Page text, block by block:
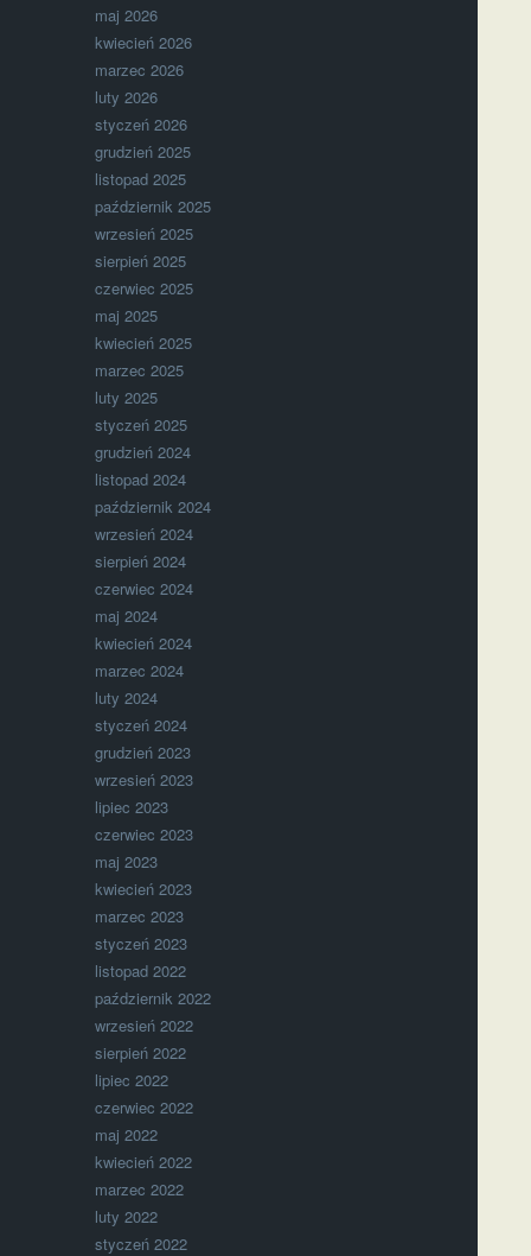
maj 2026
kwiecień 2026
marzec 2026
luty 2026
styczeń 2026
grudzień 2025
listopad 2025
październik 2025
wrzesień 2025
sierpień 2025
czerwiec 2025
maj 2025
kwiecień 2025
marzec 2025
luty 2025
styczeń 2025
grudzień 2024
listopad 2024
październik 2024
wrzesień 2024
sierpień 2024
czerwiec 2024
maj 2024
kwiecień 2024
marzec 2024
luty 2024
styczeń 2024
grudzień 2023
wrzesień 2023
lipiec 2023
czerwiec 2023
maj 2023
kwiecień 2023
marzec 2023
styczeń 2023
listopad 2022
październik 2022
wrzesień 2022
sierpień 2022
lipiec 2022
czerwiec 2022
maj 2022
kwiecień 2022
marzec 2022
luty 2022
styczeń 2022